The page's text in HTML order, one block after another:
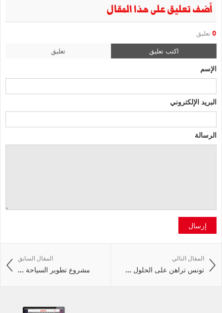
أضف تعليق على هذا المقال
0 تعليق
اكتب تعليق تعليق
الإسم
البريد الإلكتروني
الرسالة
إرسال
المقال السابق
مشروع تطوير السياحة ...
المقال التالي
تونس تراهن على الحلول ...